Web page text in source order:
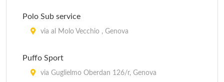
Polo Sub service
via al Molo Vecchio , Genova
Puffo Sport
via Guglielmo Oberdan 126/r, Genova